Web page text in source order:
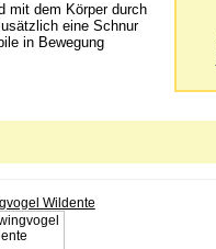
mit dem Körper durch
eine Schnur
in Bewegung
Wildente